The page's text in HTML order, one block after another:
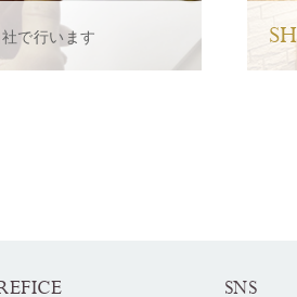
で行います
SNS